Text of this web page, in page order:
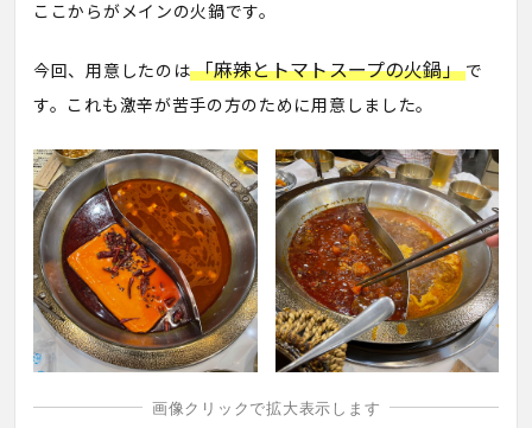
ここからがメインの火鍋です。
今回、用意したのは「麻辣とトマトスープの火鍋」で
す。これも激辛が苦手の方のために用意しました。